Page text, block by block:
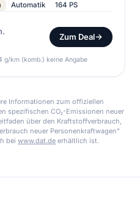
Automatik 164 PS
Zum Deal
g/km (komb.) keine Angabe
Informationen zum offiziellen
spezifischen CO₂-Emissionen neuer
über den Kraftstoffverbrauch,
neuer Personenkraftwagen"
bei www.dat.de erhältlich ist.